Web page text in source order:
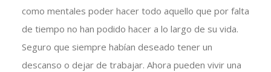
como mentales poder hacer todo aquello que por falta
de tiempo no han podido hacer a lo largo de su vida.
Seguro que siempre habían deseado tener un
descanso o dejar de trabajar. Ahora pueden vivir una